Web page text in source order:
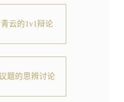
云的1v1辩论
题的思辨讨论